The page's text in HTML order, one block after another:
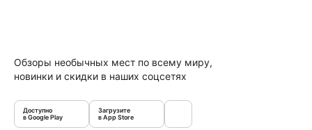
Обзоры необычных мест по всему миру,
новинки и скидки в наших соцсетях
Доступно
в Google Play
Загрузите
в App Store